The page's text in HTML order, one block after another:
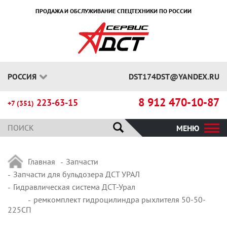
ПРОДАЖА И ОБСЛУЖИВАНИЕ СПЕЦТЕХНИКИ ПО РОССИИ
РОССИЯ DST174DST@YANDEX.RU
+7 (351) 223-63-15 8 912 470-10-87
МЕНЮ
Главная
Запчасти
Запчасти для бульдозера ДСТ УРАЛ
Гидравлическая система ДСТ-Урал
ремкомплект гидроцилиндра рыхлителя 50-50-
225СП